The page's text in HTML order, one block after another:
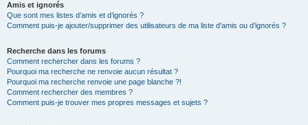
Amis et ignorés
Que sont mes listes d’amis et d’ignorés ?
Comment puis-je ajouter/supprimer des utilisateurs de ma liste d’amis ou d’ignorés ?
Recherche dans les forums
Comment rechercher dans les forums ?
Pourquoi ma recherche ne renvoie aucun résultat ?
Pourquoi ma recherche renvoie une page blanche ?!
Comment rechercher des membres ?
Comment puis-je trouver mes propres messages et sujets ?